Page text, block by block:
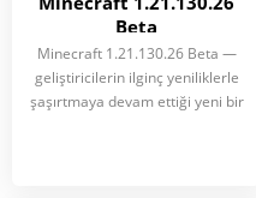
Beta
Minecraft 1.21.130.26 Beta —
geliştiricilerin ilginç yeniliklerle
şaşırtmaya devam ettiği yeni bir